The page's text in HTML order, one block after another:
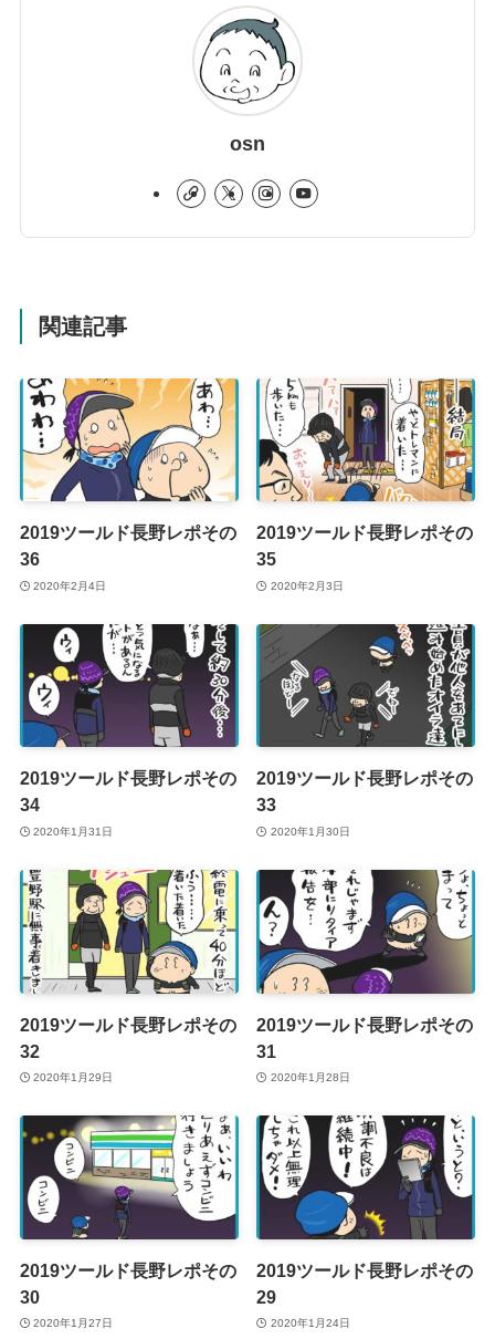
osn
関連記事
2019ツールド長野レポその
36
2020年2月4日
2019ツールド長野レポその
35
2020年2月3日
2019ツールド長野レポその
34
2020年1月31日
2019ツールド長野レポその
33
2020年1月30日
2019ツールド長野レポその
32
2020年1月29日
2019ツールド長野レポその
31
2020年1月28日
2019ツールド長野レポその
30
2020年1月27日
2019ツールド長野レポその
29
2020年1月24日